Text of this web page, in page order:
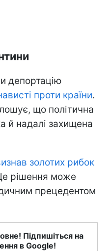
депортацію
проти країни.
що політична
й надалі захищена
золотих рибок
рішення може
прецедентом
Підпишіться на
в Google!